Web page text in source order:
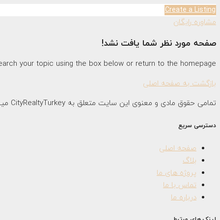
Create a Listing
مشاوره رایگان
صفحه مورد نظر شما یافت نشد!
your topic using the box below or return to the homepage.
بازگشت به صفحه اصلی
تمامی حقوق مادی و معنوی این سایت متعلق به CityRealtyTurkey میباشد .
دسترسی سریع
صفحه اصلی
بلاگ
پروژه های ما
تماس با ما
درباره ما